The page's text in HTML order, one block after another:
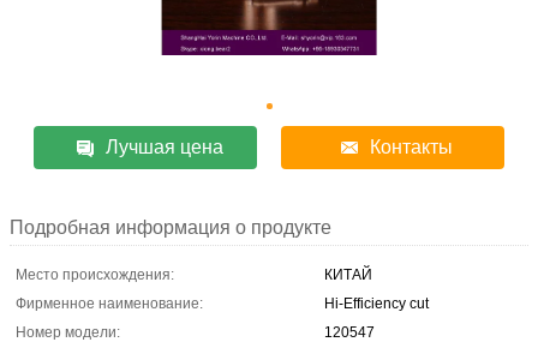
Лучшая цена Контакты
Подробная информация о продукте
Место происхождения:
КИТАЙ
Фирменное наименование:
Hi-Efficiency cut
Номер модели:
120547